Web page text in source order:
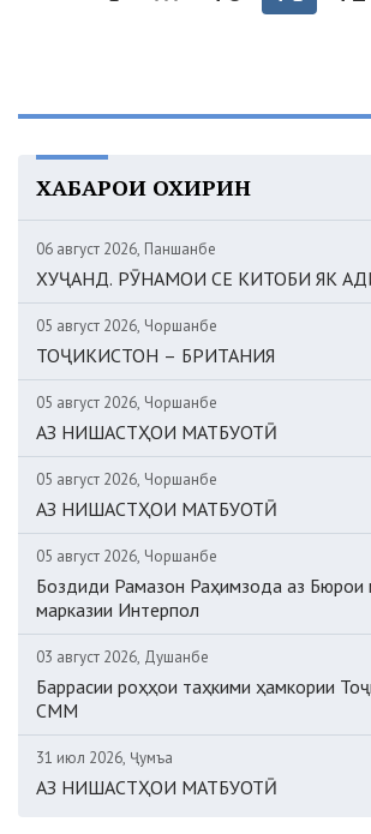
ХАБАРҲОИ ОХИРИН
06 август 2026, Панҷшанбе
ХУҶАНД. РӮНАМОИ СЕ КИТОБИ ЯК
05 август 2026, Чоршанбе
ТОҶИКИСТОН – БРИТАНИЯ
05 август 2026, Чоршанбе
АЗ НИШАСТҲОИ МАТБУОТӢ
05 август 2026, Чоршанбе
АЗ НИШАСТҲОИ МАТБУОТӢ
05 август 2026, Чоршанбе
Боздиди Рамазон Раҳимзода аз Бюрои
марказии Интерпол
03 август 2026, Душанбе
Баррасии роҳҳои таҳкими ҳамкории
СММ
31 июл 2026, Ҷумъа
АЗ НИШАСТҲОИ МАТБУОТӢ